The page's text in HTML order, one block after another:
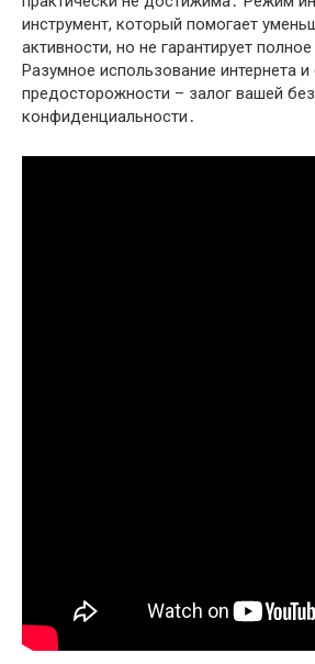
инструмент, который помогает
активности, но не гарантирует полное
Разумное использование интернета
предосторожности – залог вашей
конфиденциальности․